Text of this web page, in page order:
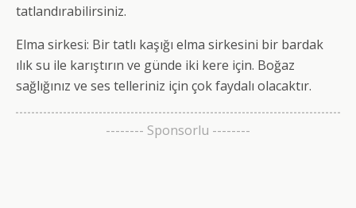
tatlandırabilirsiniz.
Elma sirkesi: Bir tatlı kaşığı elma sirkesini bir bardak
ılık su ile karıştırın ve günde iki kere için. Boğaz
sağlığınız ve ses telleriniz için çok faydalı olacaktır.
-------- Sponsorlu --------